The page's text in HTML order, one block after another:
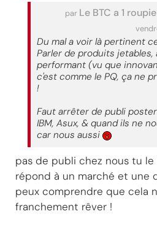
par Le BTC a 1
Du mal a voir là pertinent
Parler de produits
performant (vu que
c'est comme le PQ, ça ne
!
Faut arrêter de publi
IBM, Asux, & quand ils ne
car nous aussi
pas de publi chez nous tu le
répond à un marché et une
peux comprendre que cela
franchement rêver !